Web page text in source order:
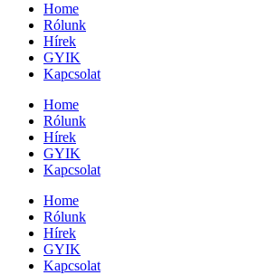
Home
Rólunk
Hírek
GYIK
Kapcsolat
Home
Rólunk
Hírek
GYIK
Kapcsolat
Home
Rólunk
Hírek
GYIK
Kapcsolat